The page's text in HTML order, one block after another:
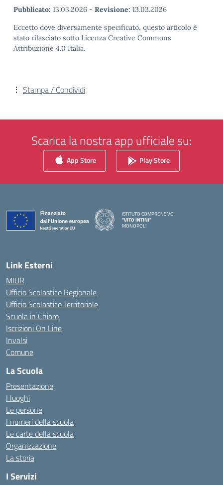
Pubblicato: 13.03.2026 - Revisione: 13.03.2026
Eccetto dove diversamente specificato, questo articolo è
stato rilasciato sotto Licenza Creative Commons
Attribuzione 4.0 Italia.
Stampa / Condividi
Scarica la nostra app ufficiale su:
App Store Play Store
ISTITUTO COMPRENSIVO
"VITO INTINI"
MONOPOLI
Link Esterni
MIUR
Ufficio Scolastico Regionale
Ufficio Scolastico Territoriale
Scuola in Chiaro
Iscrizioni On Line
Invalsi
Comune
La Scuola
Presentazione
I luoghi
Le persone
I numeri della scuola
Le carte della scuola
Organizzazione
La storia
I Servizi